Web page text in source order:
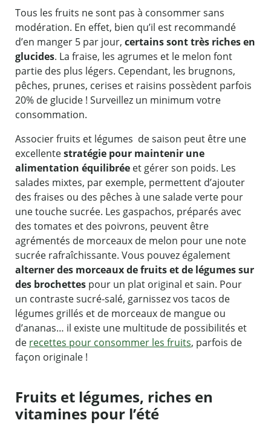
Tous les fruits ne sont pas à consommer sans
modération. En effet, bien qu’il est recommandé
d’en manger 5 par jour, certains sont très riches en
glucides. La fraise, les agrumes et le melon font
partie des plus légers. Cependant, les brugnons,
pêches, prunes, cerises et raisins possèdent parfois
20% de glucide ! Surveillez un minimum votre
consommation.
Associer fruits et légumes de saison peut être une
excellentestratégie pour maintenir une
alimentation équilibrée et gérer son poids. Les
salades mixtes, par exemple, permettent d’ajouter
des fraises ou des pêches à une salade verte pour
une touche sucrée. Les gaspachos, préparés avec
des tomates et des poivrons, peuvent être
agrémentés de morceaux de melon pour une note
sucrée rafraîchissante. Vous pouvez également
alterner des morceaux de fruits et de légumes sur
des brochettes pour un plat original et sain. Pour
un contraste sucré-salé, garnissez vos tacos de
légumes grillés et de morceaux de mangue ou
d’ananas… il existe une multitude de possibilités et
de recettes pour consommer les fruits, parfois de
façon originale !
Fruits et légumes, riches en
vitamines pour l’été